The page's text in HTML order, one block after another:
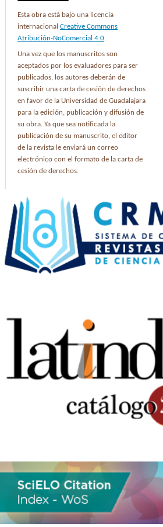
Esta obra está bajo una licencia
internacional Creative Commons
Atribución-NoComercial 4.0.
Una vez que los manuscritos son
aceptados por los evaluadores para ser
publicados, los autores deberán de
suscribir una carta de cesión de derechos
en favor de la Universidad de Guadalajara
para la edición, publicación y difusión de
su obra. Ya que sea notificada la
publicación de su manuscrito, el editor
de la revista le enviará un correo
electrónico con el formato de la carta de
cesión de derechos.